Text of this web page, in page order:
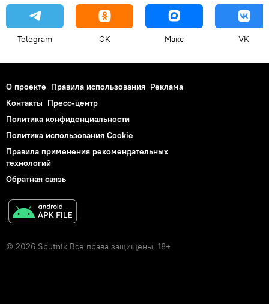
Telegram OK Макс VK
О проекте Правила использования Реклама
Контакты Пресс-центр
Политика конфиденциальности
Политика использования Cookie
Правила применения рекомендательных
технологий
Обратная связь
© 2026 Sputnik Все права защищены. 18+